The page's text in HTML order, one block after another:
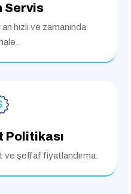
Servis
an hızlı ve zamanında
Politikası
ve şeffaf fiyatlandırma.